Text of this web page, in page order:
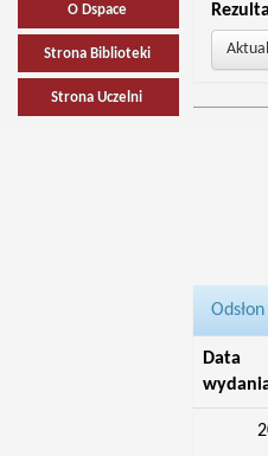
O Dspace
Strona Biblioteki
Strona Uczelni
Data